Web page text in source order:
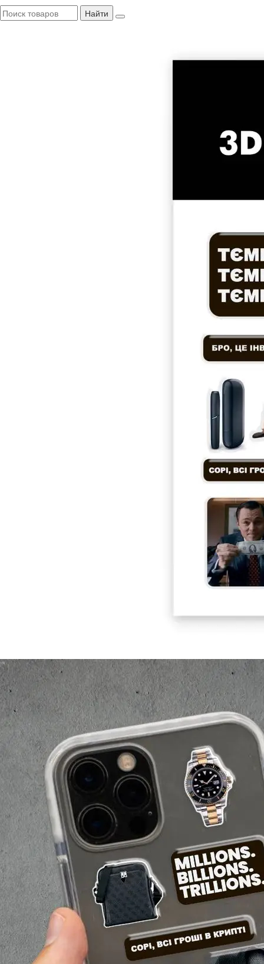
Найти